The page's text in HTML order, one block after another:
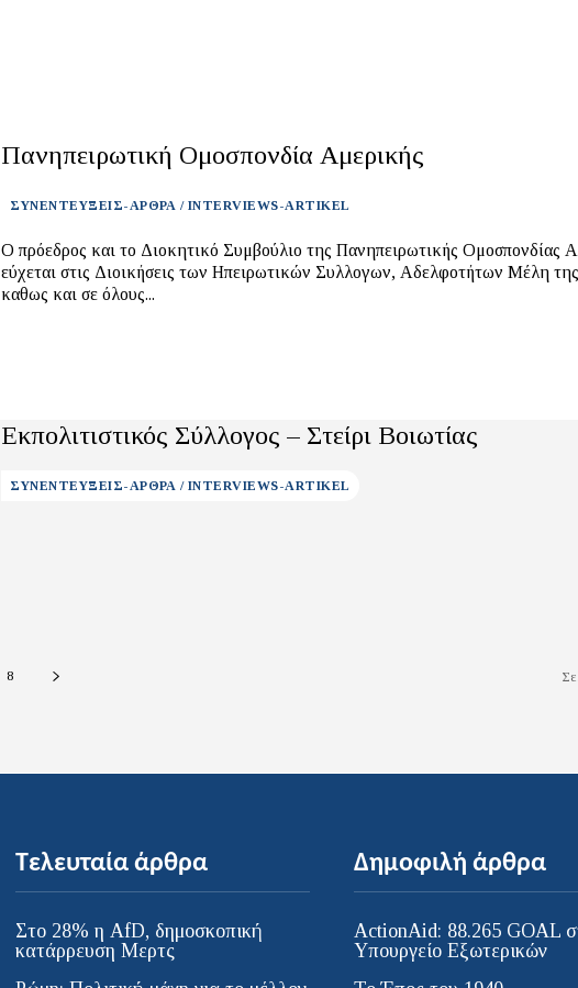
Πανηπειρωτική Ομοσπονδία Αμερικής
ΣΥΝΕΝΤΕΥΞΕΙΣ-ΑΡΘΡΑ / INTERVIEWS-ARTIKEL
Ο πρόεδρος και το Διοκητικό Συμβούλιο της Πανηπειρωτικής Ομοσπονδίας
εύχεται στις Διοικήσεις των Ηπειρωτικών Συλλογων, Αδελφοτήτων Μέλη
καθως και σε όλους...
Εκπολιτιστικός Σύλλογος – Στείρι Βοιωτίας
ΣΥΝΕΝΤΕΥΞΕΙΣ-ΑΡΘΡΑ / INTERVIEWS-ARTIKEL
8
Τελευταία άρθρα
Στο 28% η AfD, δημοσκοπική
κατάρρευση Μερτς
Δημοφιλή άρθρα
ActionAid: 88.265 GOAL
Υπουργείο Εξωτερικών